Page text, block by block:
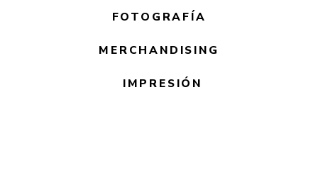
FOTOGRAFÍA
MERCHANDISING
IMPRESIÓN